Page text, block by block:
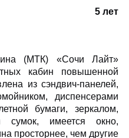
5 лет
(МТК) «Сочи Лайт»
кабин повышенной
из сэндвич-панелей,
диспенсерами
бумаги, зеркалом,
имеется окно,
просторнее, чем другие